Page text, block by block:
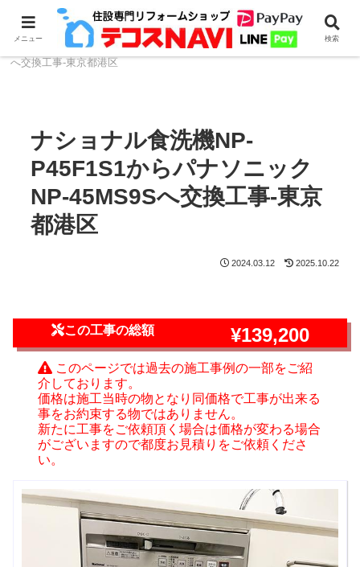
ホーム 食器洗浄機のリフォーム・取付
NP-45シリー
ズ
ナショナル食洗機NP-P45F1S1からパナソニックNP-45MS9S
へ交換工事-東京都港区
ナショナル食洗機NP-
P45F1S1からパナソニック
NP-45MS9Sへ交換工事-東京
都港区
2024.03.12 2025.10.22
この工事の総額 ¥139,200
このページでは過去の施工事例の一部をご紹
介しております。
価格は施工当時の物となり同価格で工事が出来る
事をお約束する物ではありません。
新たに工事をご依頼頂く場合は価格が変わる場合
がございますので都度お見積りをご依頼くださ
い。
メニュー 検索